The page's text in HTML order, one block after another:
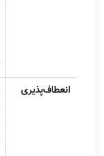
انعطاف‌پذیری